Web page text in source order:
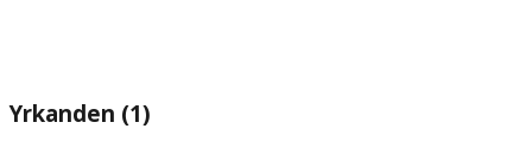
Yrkanden (1)